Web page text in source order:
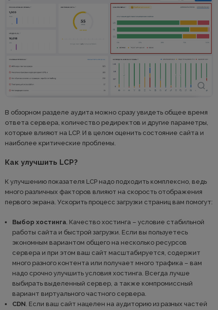
В обзорном разделе аудита можно сразу увидеть общее время
ответа сервера, количество редиректов и другие параметры,
которые влияют на LCP. И в целом оценить состояние сайта и
наиболее критические проблемы.
Как улучшить LCP?
К улучшению показателя LCP надо подходить комплексно, ведь
много различных факторов влияют на скорость отображения
первого экрана. Ускорить процесс загрузки страниц вам помогут:
Выбор хостинга. Качество хостинга – условие стабильной
работы сайта и быстрой загрузки. Если вы пользуетесь
экономным вариантом общего на несколько ресурсов
сервера и при этом ваш сайт масштабируется, содержит
много разного контента или получает много трафика – вам
надо срочно улучшить условия хостинга. Всегда лучше
выбирать выделенный сервер, а также компромиссный
вариант виртуального частного сервера.
CDN. Если ваш сайт нацелен на аудиторию из разных частей